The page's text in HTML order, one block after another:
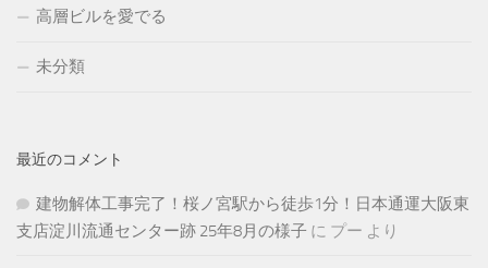
高層ビルを愛でる
未分類
最近のコメント
建物解体工事完了！桜ノ宮駅から徒歩1分！日本通運大阪東
支店淀川流通センター跡 25年8月の様子 に プー より